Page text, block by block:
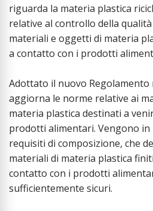
riguarda la materia plastica
relative al controllo della
materiali e oggetti di materia
a contatto con i prodotti
Adottato il nuovo Regolamento
aggiorna le norme relative ai
materia plastica destinati a
prodotti alimentari. Vengono
requisiti di composizione, che
materiali di materia plastica
contatto con i prodotti
sufficientemente sicuri.